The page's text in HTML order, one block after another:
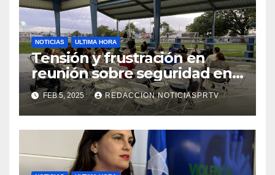
NOTICIAS ULTIMA HORA
Tensión y frustración en
reunión sobre seguridad en
Reparto Metropolitano
FEB 5, 2025 REDACCION NOTICIASPRTV